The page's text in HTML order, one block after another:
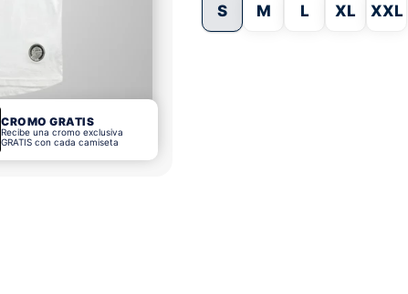
CROMO GRATIS
Recibe una cromo exclusiva
GRATIS con cada camiseta
S M L XL XXL